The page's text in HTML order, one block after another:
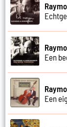
Een
Een